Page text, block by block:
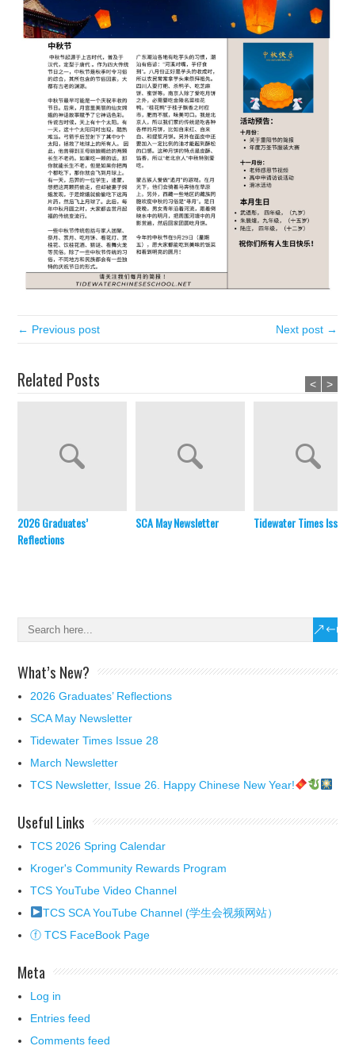
← Previous post Next post →
Related Posts
2026 Graduates’
Reflections
SCA May Newsletter Tidewater Times Issue
< >
What’s New?
2026 Graduates’ Reflections
SCA May Newsletter
Tidewater Times Issue 28
March Newsletter
TCS Newsletter, Issue 26. Happy Chinese New Year!
Useful Links
TCS 2026 Spring Calendar
Kroger's Community Rewards Program
TCS YouTube Video Channel
TCS SCA YouTube Channel (学生会视频网站）
ⓕ TCS FaceBook Page
Meta
Log in
Entries feed
Comments feed